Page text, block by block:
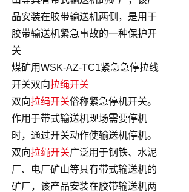
品安装在胶带输送机两侧，是用于
胶带输送机紧急事故的一种保护开
关
煤矿用WSK-AZ-TC1紧急急停拉线
开关双向拉绳开关
双向拉绳开关俗称紧急停机开关。
作用于带式输送机现场需要停机
时，通过开关动作使输送机停机。
双向拉绳开关广泛用于钢铁、水泥
厂、电厂矿山等具有带式输送机的
矿厂，该产品安装在胶带输送机两